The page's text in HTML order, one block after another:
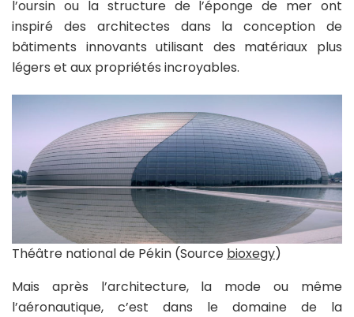
l’oursin ou la structure de l’éponge de mer ont
inspiré des architectes dans la conception de
bâtiments innovants utilisant des matériaux plus
légers et aux propriétés incroyables.
Théâtre national de Pékin (Source bioxegy)
Mais après l’architecture, la mode ou même
l’aéronautique, c’est dans le domaine de la